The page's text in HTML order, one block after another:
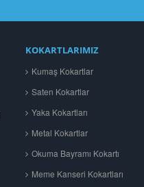
KOKARTLARIMIZ
Kumaş Kokartlar
Saten Kokartlar
Yaka Kokartları
Metal Kokartlar
Okuma Bayramı Kokartı
Meme Kanseri Kokartları